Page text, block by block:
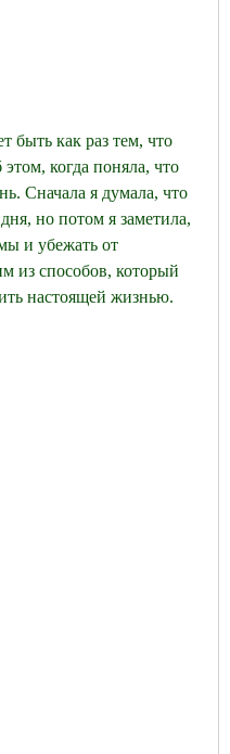
быть как раз тем, что
когда поняла, что
Сначала я думала, что
но потом я заметила,
и убежать от
из способов, который
настоящей жизнью.